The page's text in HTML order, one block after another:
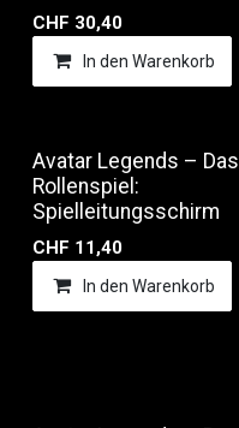
CHF 30,40
In den Warenkorb
Avatar Legends – Das
Rollenspiel:
Spielleitungsschirm
CHF 11,40
In den Warenkorb